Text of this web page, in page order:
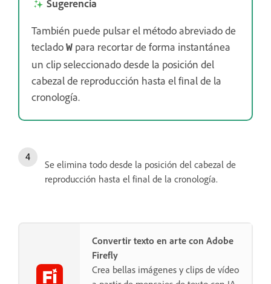
Sugerencia
También puede pulsar el método abreviado de
teclado W para recortar de forma instantánea
un clip seleccionado desde la posición del
cabezal de reproducción hasta el final de la
cronología.
Se elimina todo desde la posición del cabezal de
reproducción hasta el final de la cronología.
Convertir texto en arte con Adobe
Firefly
Crea bellas imágenes y clips de vídeo